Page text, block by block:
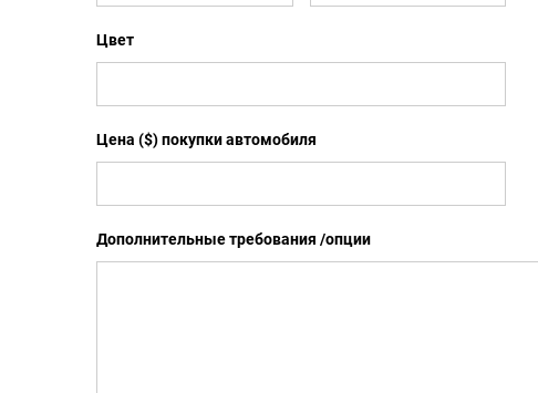
Цвет
Цена ($) покупки автомобиля
Дополнительные требования /опции